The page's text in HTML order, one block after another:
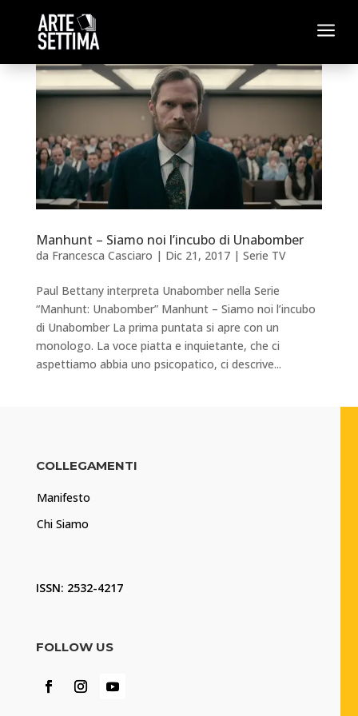
a
Manhunt – Siamo noi l’incubo di Unabomber
da Francesca Casciaro | Dic 21, 2017| Serie TV
Paul Bettany interpreta Unabomber nella Serie
“Manhunt: Unabomber” Manhunt – Siamo noi l’incubo
di Unabomber La prima puntata si apre con un
monologo. La voce piatta e inquietante, che ci
aspettiamo abbia uno psicopatico, ci descrive...
COLLEGAMENTI
Manifesto
Chi Siamo
ISSN: 2532-4217
FOLLOW US